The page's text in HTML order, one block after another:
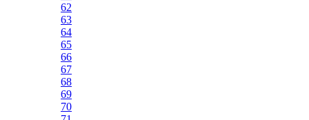
62
63
64
65
66
67
68
69
70